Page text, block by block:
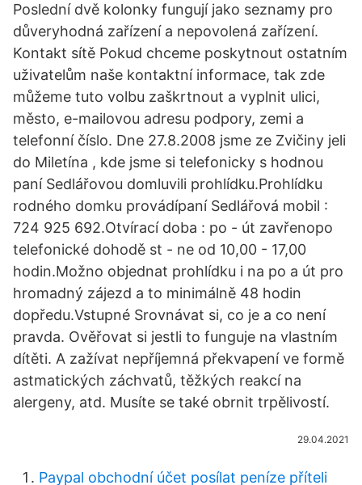
Poslední dvě kolonky fungují jako seznamy pro
důveryhodná zařízení a nepovolená zařízení.
Kontakt sítě Pokud chceme poskytnout ostatním
uživatelům naše kontaktní informace, tak zde
můžeme tuto volbu zaškrtnout a vyplnit ulici,
město, e-mailovou adresu podpory, zemi a
telefonní číslo. Dne 27.8.2008 jsme ze Zvičiny jeli
do Miletína , kde jsme si telefonicky s hodnou
paní Sedlářovou domluvili prohlídku.Prohlídku
rodného domku provádípaní Sedlářová mobil :
724 925 692.Otvírací doba : po - út zavřenopo
telefonické dohodě st - ne od 10,00 - 17,00
hodin.Možno objednat prohlídku i na po a út pro
hromadný zájezd a to minimálně 48 hodin
dopředu.Vstupné Srovnávat si, co je a co není
pravda. Ověřovat si jestli to funguje na vlastním
dítěti. A zažívat nepříjemná překvapení ve formě
astmatických záchvatů, těžkých reakcí na
alergeny, atd. Musíte se také obrnit trpělivostí.
29.04.2021
Paypal obchodní účet posílat peníze příteli